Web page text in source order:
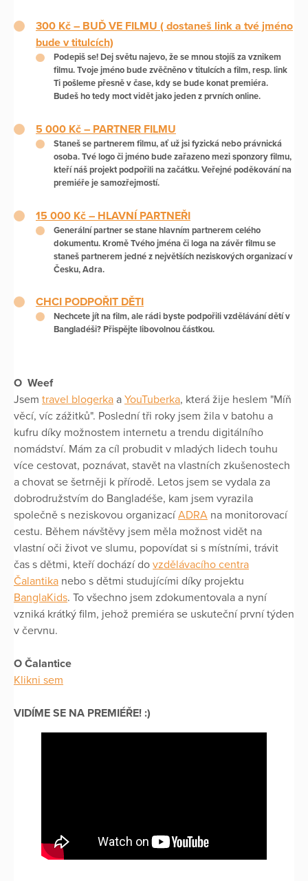
300 Kč – BUĎ VE FILMU ( dostaneš link a tvé jméno
bude v titulcích)
Podepiš se! Dej světu najevo, že se mnou stojíš za vznikem
filmu. Tvoje jméno bude zvěčněno v titulcích a film, resp. link
Ti pošleme přesně v čase, kdy se bude konat premiéra.
Budeš ho tedy moct vidět jako jeden z prvních online.
5 000 Kč – PARTNER FILMU
Staneš se partnerem filmu, ať už jsi fyzická nebo právnická
osoba. Tvé logo či jméno bude zařazeno mezi sponzory filmu,
kteří náš projekt podpořili na začátku. Veřejné poděkování na
premiéře je samozřejmostí.
15 000 Kč – HLAVNÍ PARTNEŘI
Generální partner se stane hlavním partnerem celého
dokumentu. Kromě Tvého jména či loga na závěr filmu se
staneš partnerem jedné z největších neziskových organizací v
Česku, Adra.
CHCI PODPOŘIT DĚTI
Nechcete jít na film, ale rádi byste podpořili vzdělávání dětí v
Bangladéši? Přispějte libovolnou částkou.
O Weef
Jsem travel blogerka a YouTuberka, která žije heslem "Míň
věcí, víc zážitků". Poslední tři roky jsem žila v batohu a
kufru díky možnostem internetu a trendu digitálního
nomádství. Mám za cíl probudit v mladých lidech touhu
více cestovat, poznávat, stavět na vlastních zkušenostech
a chovat se šetrněji k přírodě. Letos jsem se vydala za
dobrodružstvím do Bangladéše, kam jsem vyrazila
společně s neziskovou organizacíADRA na monitorovací
cestu. Během návštěvy jsem měla možnost vidět na
vlastní oči život ve slumu, popovídat si s místními, trávit
čas s dětmi, kteří dochází do vzdělávacího centra
Čalantika nebo s dětmi studujícími díky projektu
BanglaKids. To všechno jsem zdokumentovala a nyní
vzniká krátký film, jehož premiéra se uskuteční první týden
v červnu.
O Čalantice
Klikni sem
VIDÍME SE NA PREMIÉŘE! :)